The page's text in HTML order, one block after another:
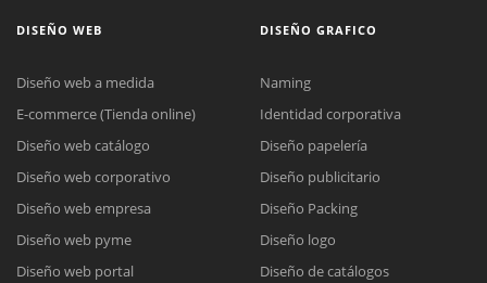
DISEÑO WEB
Diseño web a medida
E-commerce (Tienda online)
Diseño web catálogo
Diseño web corporativo
Diseño web empresa
Diseño web pyme
Diseño web portal
DISEÑO GRAFICO
Naming
Identidad corporativa
Diseño papelería
Diseño publicitario
Diseño Packing
Diseño logo
Diseño de catálogos